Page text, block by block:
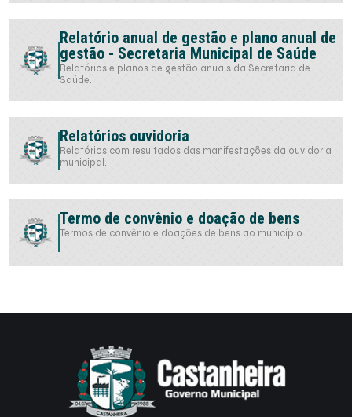
Relatório anual de gestão e plano anual de
gestão - Secretaria Municipal de Saúde
Relatórios e planos de gestão anuais da Secretaria de
Saúde.
Relatórios ouvidoria
Relatórios com resultados das manifestações da ouvidoria
municipal.
Termo de convênio e doação de bens
Termos de convênio e doações de bens ao município.